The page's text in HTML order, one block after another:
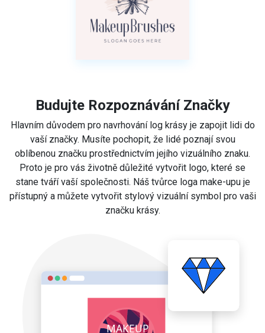
Budujte Rozpoznávání Značky
Hlavním důvodem pro navrhování log krásy je zapojit lidi do
vaší značky. Musíte pochopit, že lidé poznají svou
oblíbenou značku prostřednictvím jejího vizuálního znaku.
Proto je pro vás životně důležité vytvořit logo, které se
stane tváří vaší společnosti. Náš tvůrce loga make-upu je
přístupný a můžete vytvořit stylový vizuální symbol pro vaši
značku krásy.